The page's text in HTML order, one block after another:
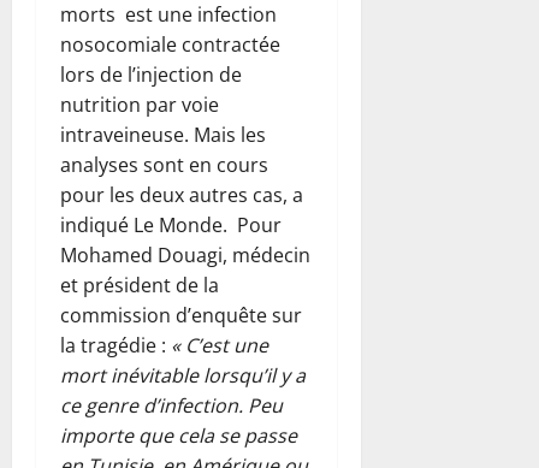
morts est une infection
nosocomiale contractée
lors de l’injection de
nutrition par voie
intraveineuse. Mais les
analyses sont en cours
pour les deux autres cas, a
indiqué Le Monde. Pour
Mohamed Douagi, médecin
et président de la
commission d’enquête sur
la tragédie : « C’est une
mort inévitable lorsqu’il y a
ce genre d’infection. Peu
importe que cela se passe